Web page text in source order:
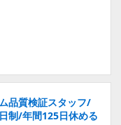
品質検証スタッフ/
制/年間125日休める